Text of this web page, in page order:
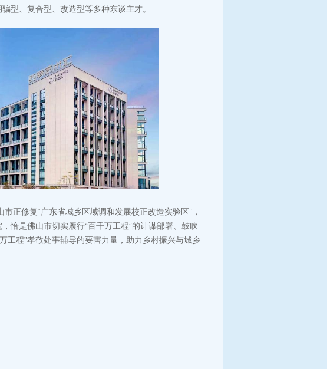
型、复合型、改造型等多种东谈主才。
正修复“广东省城乡区域调和发展校正改造实验区”，
恰是佛山市切实履行“百千万工程”的计谋部署、鼓吹
工程”孝敬处事辅导的要害力量，助力乡村振兴与城乡